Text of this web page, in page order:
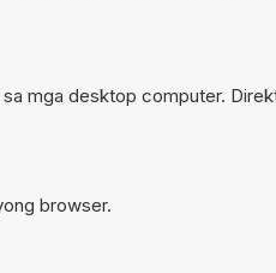
mga desktop computer.
browser.